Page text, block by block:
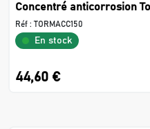
Concentré anticorrosion
Réf :TORMACC150
En stock
44,60 €